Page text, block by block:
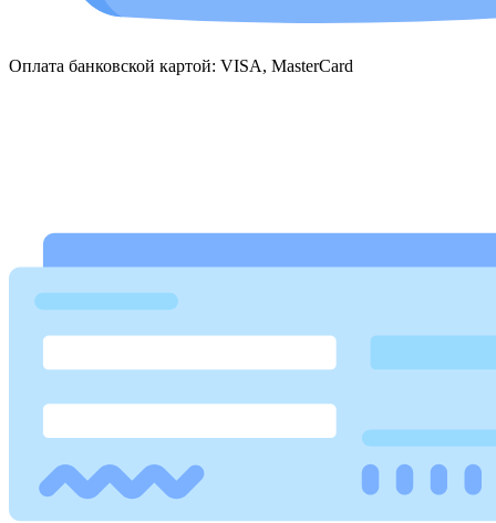
Оплата банковской картой: VISA, MasterCard